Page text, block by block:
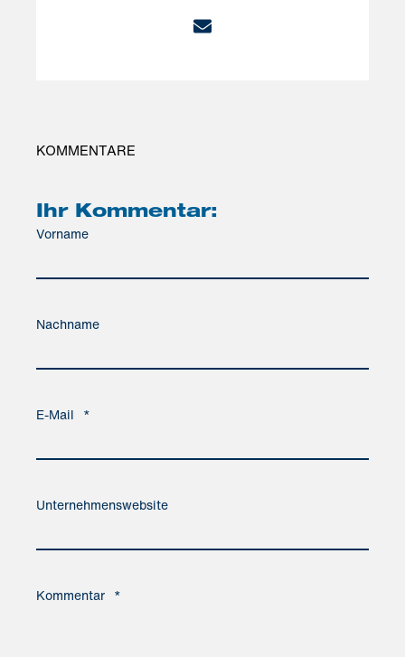
KOMMENTARE
Ihr Kommentar:
Vorname
Nachname
E-Mail *
Unternehmenswebsite
Kommentar *